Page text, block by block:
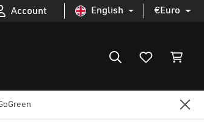
Account English €Euro